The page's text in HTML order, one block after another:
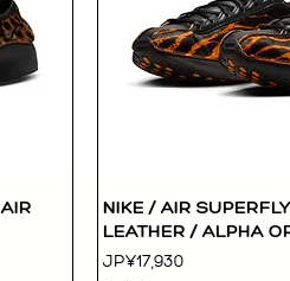
快速
NIKE / AIR
LEATHER / ALPHA
價格
JP¥17,930